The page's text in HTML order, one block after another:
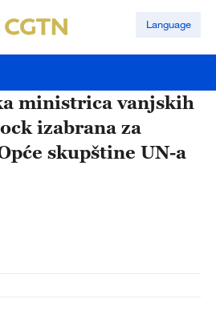
Language
ministrica vanjskih
izabrana za
skupštine UN-a